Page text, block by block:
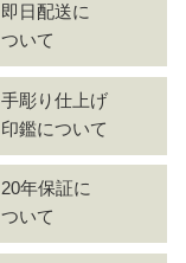
即日配送に
ついて
手彫り仕上げ
印鑑について
20年保証に
ついて